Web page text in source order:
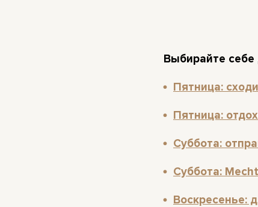
Выбирайте себе
Пятница:
Пятница:
Суббота:
Суббота:
Воскресенье: